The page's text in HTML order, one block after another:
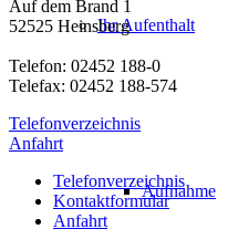
Ihr Aufenthalt
Aufnahme
Auf dem Brand 1
52525 Heinsberg
Telefon: 02452 188-0
Telefax: 02452 188-574
Telefonverzeichnis
Anfahrt
Telefonverzeichnis
Kontaktformular
Anfahrt